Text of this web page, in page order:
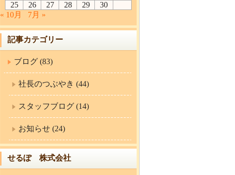
25
26 27 28 29
30
« 10月
7月 »
記事カテゴリー
ブログ (83)
社長のつぶやき (44)
スタッフブログ (14)
お知らせ (24)
せるぽ 株式会社